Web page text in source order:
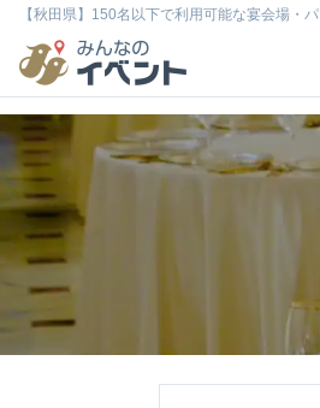
【秋田県】150名以下で利用可能な宴会場・